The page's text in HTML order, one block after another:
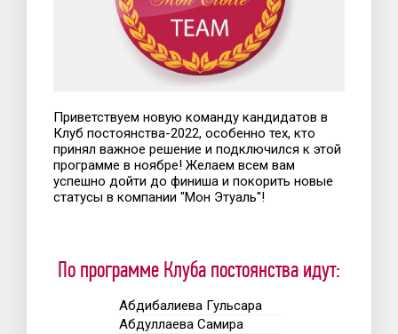
Приветствуем новую команду кандидатов в
Клуб постоянства-2022, особенно тех, кто
принял важное решение и подключился к этой
программе в ноябре! Желаем всем вам
успешно дойти до финиша и покорить новые
статусы в компании "Мон Этуаль"!
По программе Клуба постоянства идут:
Абдибалиева Гульсара
Абдуллаева Самира